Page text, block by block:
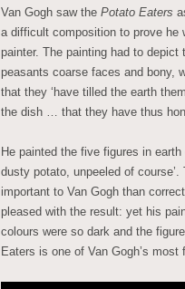
Van Gogh saw the Potato Eaters
a difficult composition to prove he
painter. The painting had to
peasants coarse faces and bony,
that they ‘have tilled the earth
the dish … that they have thus
He painted the five figures in
dusty potato, unpeeled of
important to Van Gogh than
pleased with the result: yet his
colours were so dark and the
Eaters is one of Van Gogh’s most